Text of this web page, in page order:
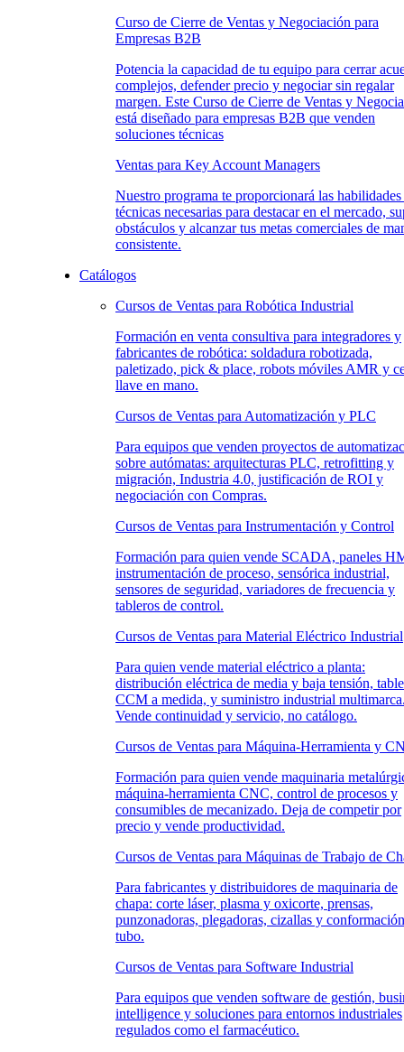
Curso de Cierre de Ventas y Negociación para
Empresas B2B
Potencia la capacidad de tu equipo para cerrar
complejos, defender precio y negociar sin regalar
margen. Este Curso de Cierre de Ventas y
está diseñado para empresas B2B que venden
soluciones técnicas
Ventas para Key Account Managers
Nuestro programa te proporcionará las
técnicas necesarias para destacar en el mercado,
obstáculos y alcanzar tus metas comerciales de
consistente.
Catálogos
Cursos de Ventas para Robótica Industrial
Formación en venta consultiva para integradores y
fabricantes de robótica: soldadura robotizada,
paletizado, pick & place, robots móviles AMR y
llave en mano.
Cursos de Ventas para Automatización y PLC
Para equipos que venden proyectos de
sobre autómatas: arquitecturas PLC, retrofitting y
migración, Industria 4.0, justificación de ROI y
negociación con Compras.
Cursos de Ventas para Instrumentación y Control
Formación para quien vende SCADA, paneles
instrumentación de proceso, sensórica industrial,
sensores de seguridad, variadores de frecuencia y
tableros de control.
Cursos de Ventas para Material Eléctrico Industrial
Para quien vende material eléctrico a planta:
distribución eléctrica de media y baja tensión,
CCM a medida, y suministro industrial
Vende continuidad y servicio, no catálogo.
Cursos de Ventas para Máquina-Herramienta y
Formación para quien vende maquinaria
máquina-herramienta CNC, control de procesos y
consumibles de mecanizado. Deja de competir por
precio y vende productividad.
Cursos de Ventas para Máquinas de Trabajo de
Para fabricantes y distribuidores de maquinaria de
chapa: corte láser, plasma y oxicorte, prensas,
punzonadoras, plegadoras, cizallas y
tubo.
Cursos de Ventas para Software Industrial
Para equipos que venden software de gestión,
intelligence y soluciones para entornos industriales
regulados como el farmacéutico.